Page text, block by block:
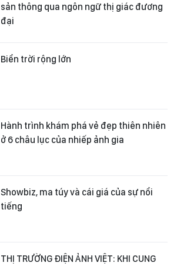
sản thông qua ngôn ngữ thị giác đương
đại
Biển trời rộng lớn
Hành trình khám phá vẻ đẹp thiên nhiên
ở 6 châu lục của nhiếp ảnh gia
Showbiz, ma túy và cái giá của sự nổi
tiếng
THỊ TRƯỜNG ĐIỆN ẢNH VIỆT: KHI CUNG